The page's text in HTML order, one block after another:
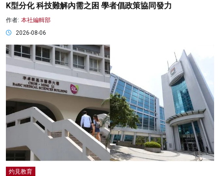
K型分化 科技難解內需之困 學者倡政策協同發力
作者: 本社編輯部
2026-08-06
灼見教育